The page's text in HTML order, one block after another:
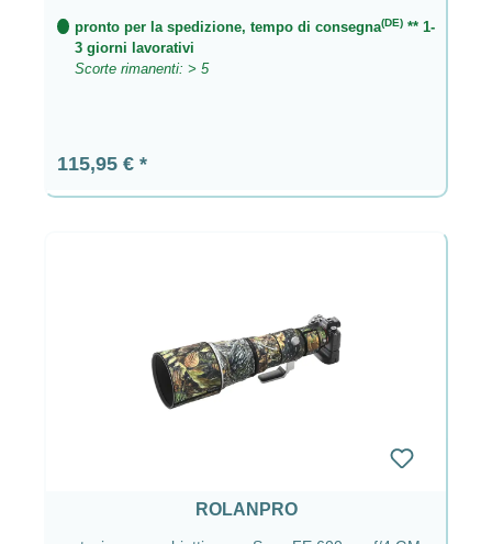
pronto per la spedizione, tempo di consegna(DE)** 1-
3 giorni lavorativi
Scorte rimanenti: > 5
Prezzo normale:
115,95 €
ROLANPRO